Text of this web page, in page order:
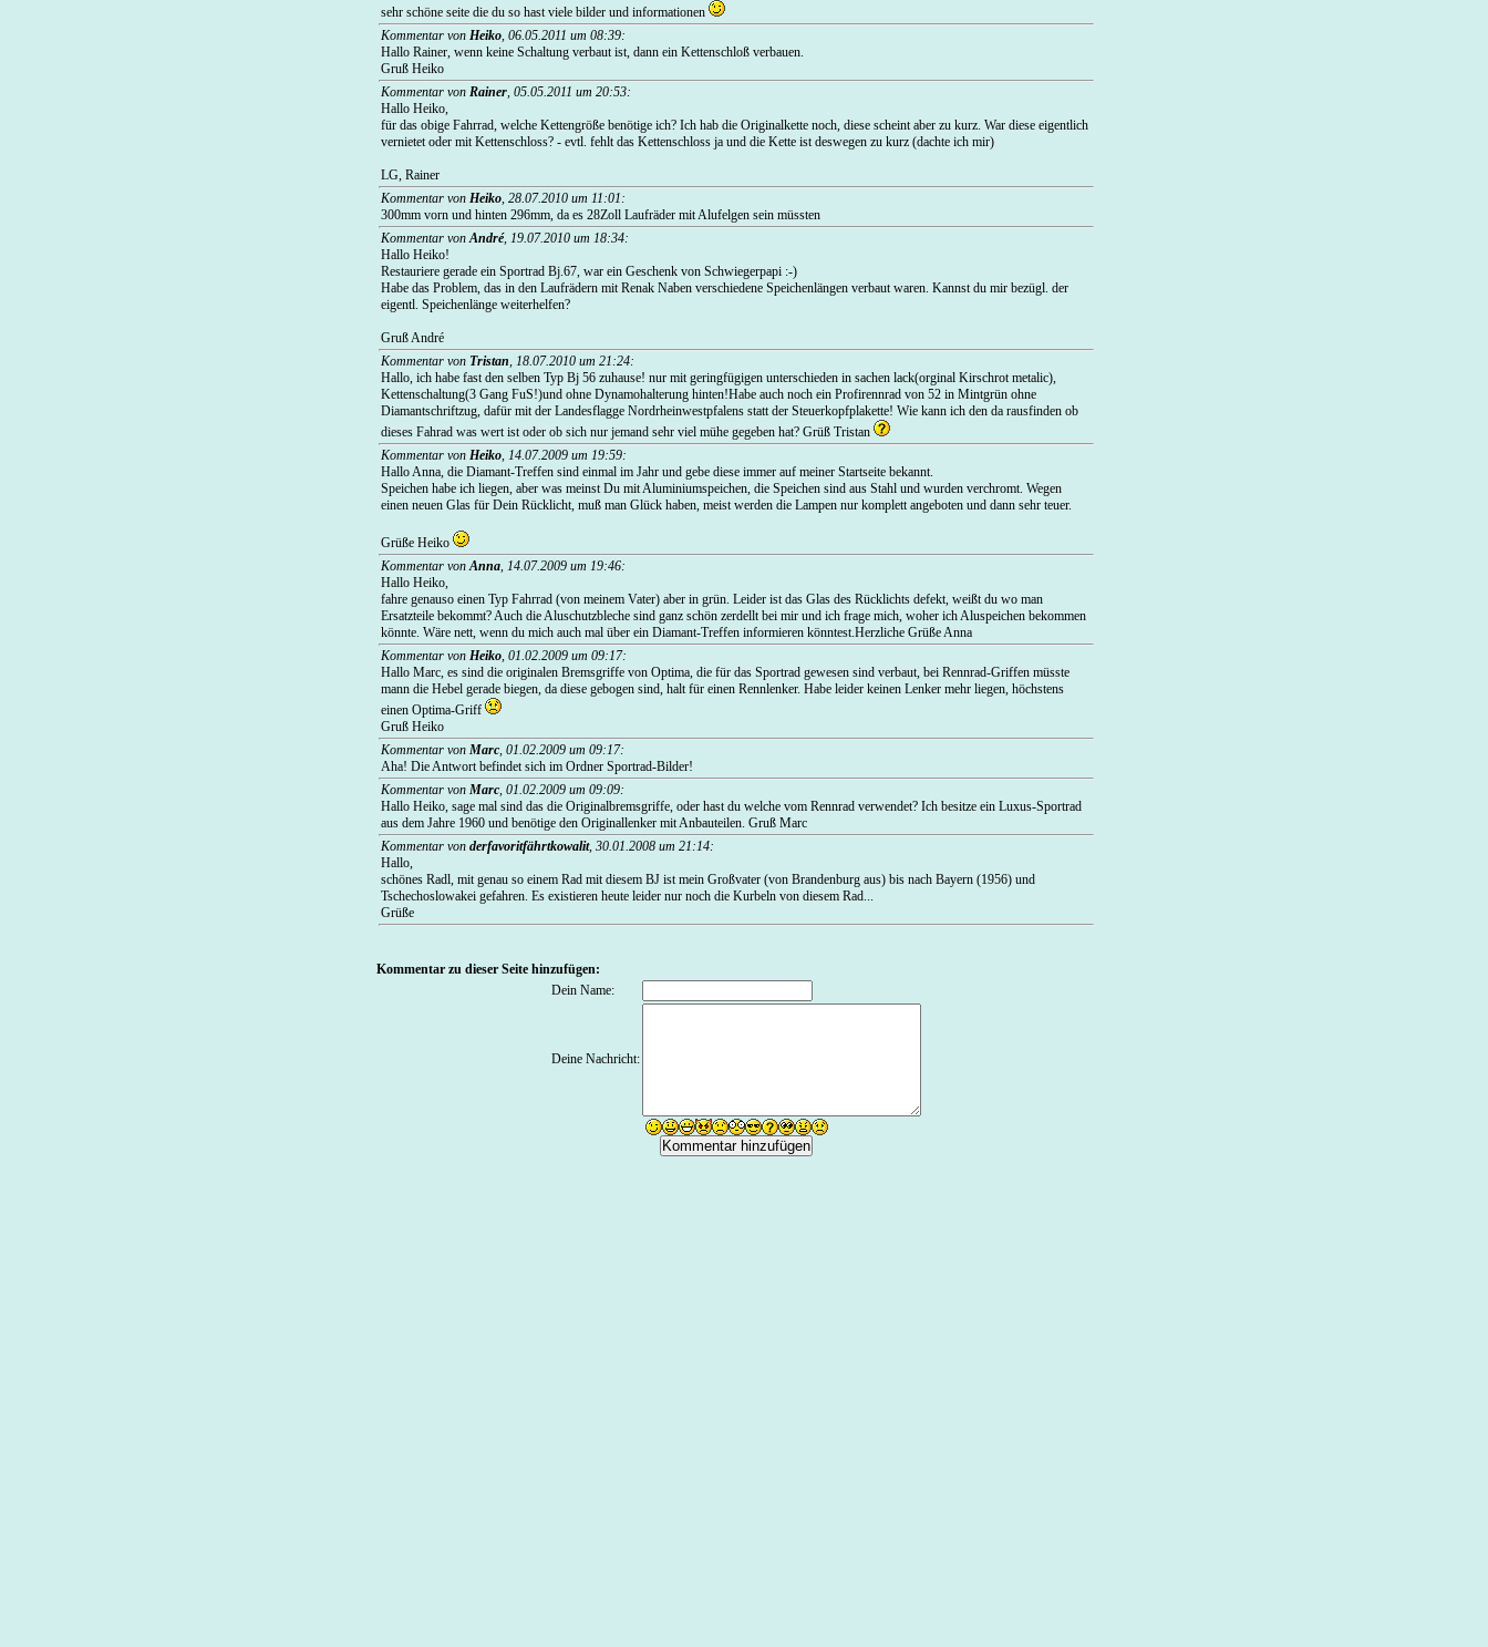
sehr schöne seite die du so hast viele bilder und informationen
Kommentar von Heiko, 06.05.2011 um 08:39:
Hallo Rainer, wenn keine Schaltung verbaut ist, dann ein Kettenschloß verbauen.
Gruß Heiko
Kommentar von Rainer, 05.05.2011 um 20:53:
Hallo Heiko,
für das obige Fahrrad, welche Kettengröße benötige ich? Ich hab die Originalkette noch, diese scheint aber zu kurz. War diese eigentlich
vernietet oder mit Kettenschloss? - evtl. fehlt das Kettenschloss ja und die Kette ist deswegen zu kurz (dachte ich mir)
LG, Rainer
Kommentar von Heiko, 28.07.2010 um 11:01:
300mm vorn und hinten 296mm, da es 28Zoll Laufräder mit Alufelgen sein müssten
Kommentar vonAndré, 19.07.2010 um 18:34:
Hallo Heiko!
Restauriere gerade ein Sportrad Bj.67, war ein Geschenk von Schwiegerpapi :-)
Habe das Problem, das in den Laufrädern mit Renak Naben verschiedene Speichenlängen verbaut waren. Kannst du mir bezügl. der
eigentl. Speichenlänge weiterhelfen?
Gruß André
Kommentar von Tristan, 18.07.2010 um 21:24:
Hallo, ich habe fast den selben Typ Bj 56 zuhause! nur mit geringfügigen unterschieden in sachen lack(orginal Kirschrot metalic),
Kettenschaltung(3 Gang FuS!)und ohne Dynamohalterung hinten!Habe auch noch ein Profirennrad von 52 in Mintgrün ohne
Diamantschriftzug, dafür mit der Landesflagge Nordrheinwestpfalens statt der Steuerkopfplakette! Wie kann ich den da rausfinden ob
dieses Fahrad was wert ist oder ob sich nur jemand sehr viel mühe gegeben hat? Grüß Tristan
Kommentar von Heiko, 14.07.2009 um 19:59:
Hallo Anna, die Diamant-Treffen sind einmal im Jahr und gebe diese immer auf meiner Startseite bekannt.
Speichen habe ich liegen, aber was meinst Du mit Aluminiumspeichen, die Speichen sind aus Stahl und wurden verchromt. Wegen
einen neuen Glas für Dein Rücklicht, muß man Glück haben, meist werden die Lampen nur komplett angeboten und dann sehr teuer.
Grüße Heiko
Kommentar vonAnna, 14.07.2009 um 19:46:
Hallo Heiko,
fahre genauso einen Typ Fahrrad (von meinem Vater) aber in grün. Leider ist das Glas des Rücklichts defekt, weißt du wo man
Ersatzteile bekommt? Auch die Aluschutzbleche sind ganz schön zerdellt bei mir und ich frage mich, woher ich Aluspeichen bekommen
könnte. Wäre nett, wenn du mich auch mal über ein Diamant-Treffen informieren könntest.Herzliche Grüße Anna
Kommentar von Heiko, 01.02.2009 um 09:17:
Hallo Marc, es sind die originalen Bremsgriffe von Optima, die für das Sportrad gewesen sind verbaut, bei Rennrad-Griffen müsste
mann die Hebel gerade biegen, da diese gebogen sind, halt für einen Rennlenker. Habe leider keinen Lenker mehr liegen, höchstens
einen Optima-Griff
Gruß Heiko
Kommentar von Marc, 01.02.2009 um 09:17:
Aha! Die Antwort befindet sich im Ordner Sportrad-Bilder!
Kommentar von Marc, 01.02.2009 um 09:09:
Hallo Heiko, sage mal sind das die Originalbremsgriffe, oder hast du welche vom Rennrad verwendet? Ich besitze ein Luxus-Sportrad
aus dem Jahre 1960 und benötige den Originallenker mit Anbauteilen. Gruß Marc
Kommentar von derfavoritfährtkowalit, 30.01.2008 um 21:14:
Hallo,
schönes Radl, mit genau so einem Rad mit diesem BJ ist mein Großvater (von Brandenburg aus) bis nach Bayern (1956) und
Tschechoslowakei gefahren. Es existieren heute leider nur noch die Kurbeln von diesem Rad...
Grüße
Kommentar zu dieser Seite hinzufügen:
Dein Name:
Deine Nachricht: